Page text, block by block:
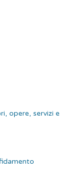
opere, servizi e